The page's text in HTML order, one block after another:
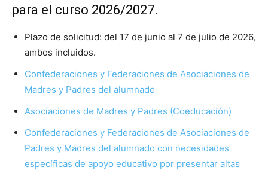
para el curso 2026/2027.
Plazo de solicitud: del 17 de junio al 7 de julio de 2026,
ambos incluidos.
Confederaciones y Federaciones de Asociaciones de
Madres y Padres del alumnado
Asociaciones de Madres y Padres (Coeducación)
Confederaciones y Federaciones de Asociaciones de
Padres y Madres del alumnado con necesidades
específicas de apoyo educativo por presentar altas